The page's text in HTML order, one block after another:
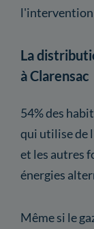
l'intervention
La
à Clarensac
54% des
qui utilise de
et les autres
énergies
Même si le